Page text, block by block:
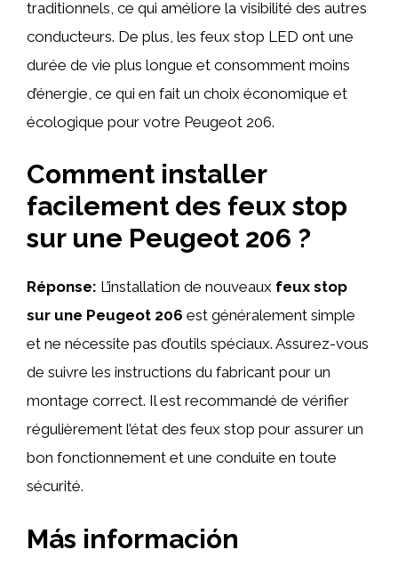
traditionnels, ce qui améliore la visibilité des autres
conducteurs. De plus, les feux stop LED ont une
durée de vie plus longue et consomment moins
d’énergie, ce qui en fait un choix économique et
écologique pour votre Peugeot 206.
Comment installer
facilement des feux stop
sur une Peugeot 206 ?
Réponse: L’installation de nouveaux feux stop
sur une Peugeot 206 est généralement simple
et ne nécessite pas d’outils spéciaux. Assurez-vous
de suivre les instructions du fabricant pour un
montage correct. Il est recommandé de vérifier
régulièrement l’état des feux stop pour assurer un
bon fonctionnement et une conduite en toute
sécurité.
Más información